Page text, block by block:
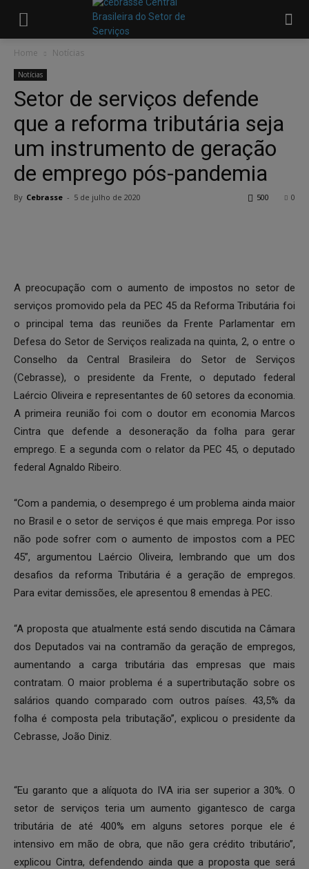
Home Notícias
Notícias
Setor de serviços defende
que a reforma tributária seja
um instrumento de geração
de emprego pós-pandemia
By Cebrasse - 5 de julho de 2020 0
500
A preocupação com o aumento de impostos no setor de
serviços promovido pela da PEC 45 da Reforma Tributária foi
o principal tema das reuniões da Frente Parlamentar em
Defesa do Setor de Serviços realizada na quinta, 2, o entre o
Conselho da Central Brasileira do Setor de Serviços
(Cebrasse), o presidente da Frente, o deputado federal
Laércio Oliveira e representantes de 60 setores da economia.
A primeira reunião foi com o doutor em economia Marcos
Cintra que defende a desoneração da folha para gerar
emprego. E a segunda com o relator da PEC 45, o deputado
federal Agnaldo Ribeiro.
“Com a pandemia, o desemprego é um problema ainda maior
no Brasil e o setor de serviços é que mais emprega. Por isso
não pode sofrer com o aumento de impostos com a PEC
45”, argumentou Laércio Oliveira, lembrando que um dos
desafios da reforma Tributária é a geração de empregos.
Para evitar demissões, ele apresentou 8 emendas à PEC.
“A proposta que atualmente está sendo discutida na Câmara
dos Deputados vai na contramão da geração de empregos,
aumentando a carga tributária das empresas que mais
contratam. O maior problema é a supertributação sobre os
salários quando comparado com outros países. 43,5% da
folha é composta pela tributação”, explicou o presidente da
Cebrasse, João Diniz.
“Eu garanto que a alíquota do IVA iria ser superior a 30%. O
setor de serviços teria um aumento gigantesco de carga
tributária de até 400% em alguns setores porque ele é
intensivo em mão de obra, que não gera crédito tributário”,
explicou Cintra, defendendo ainda que a proposta que será